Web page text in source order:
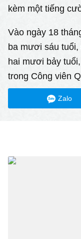
kèm một tiếng
Vào ngày 18
ba mươi sáu tuổi,
hai mươi bảy
trong Công viên
Zalo